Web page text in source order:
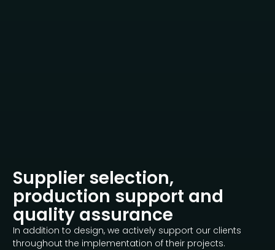
Supplier selection,
production support and
quality assurance
In addition to design, we actively support our clients
throughout the implementation of their projects.